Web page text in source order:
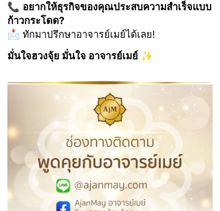
📞 อยากให้ธุรกิจของคุณประสบความสำเร็จแบบ
ก้าวกระโดด?
📩 ทักมาปรึกษาอาจารย์เมย์ได้เลย!
มั่นใจฮวงจุ้ย มั่นใจ อาจารย์เมย์ ✨